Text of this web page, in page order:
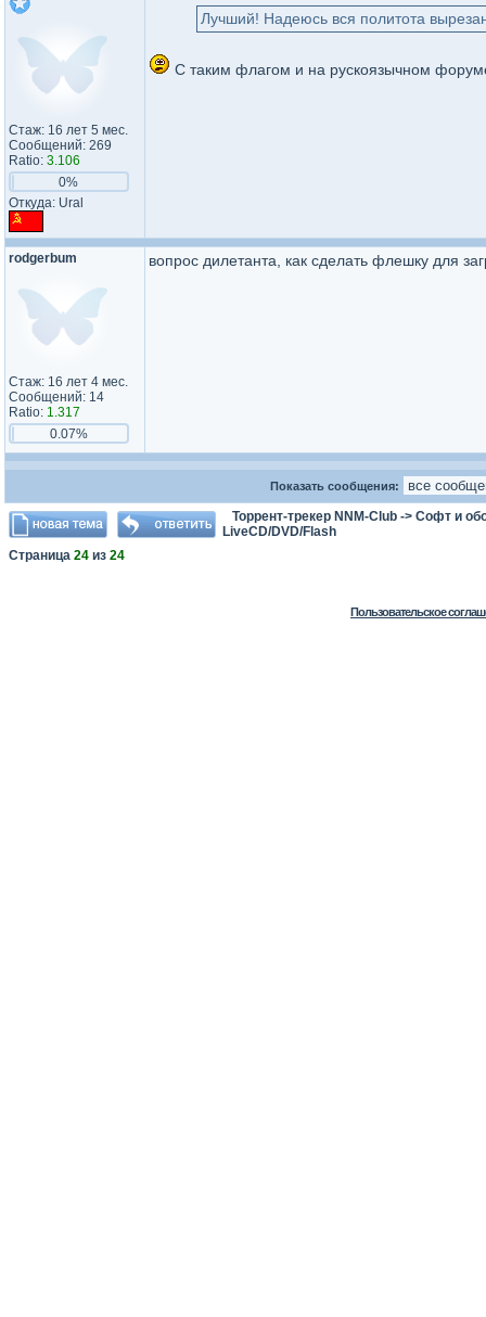
Стаж: 16 лет 5 мес.
Сообщений: 269
Ratio: 3.106
0%
Откуда: Ural
Лучший! Надеюсь вся политота
С таким флагом и на рускоязычном
rodgerbum
Стаж: 16 лет 4 мес.
Сообщений: 14
Ratio: 1.317
0.07%
вопрос дилетанта, как сделать флешку для
Показать сообщения:
Торрент-трекер NNM-Club -> Софт и
LiveCD/DVD/Flash
Страница 24 из 24
Пользовательское